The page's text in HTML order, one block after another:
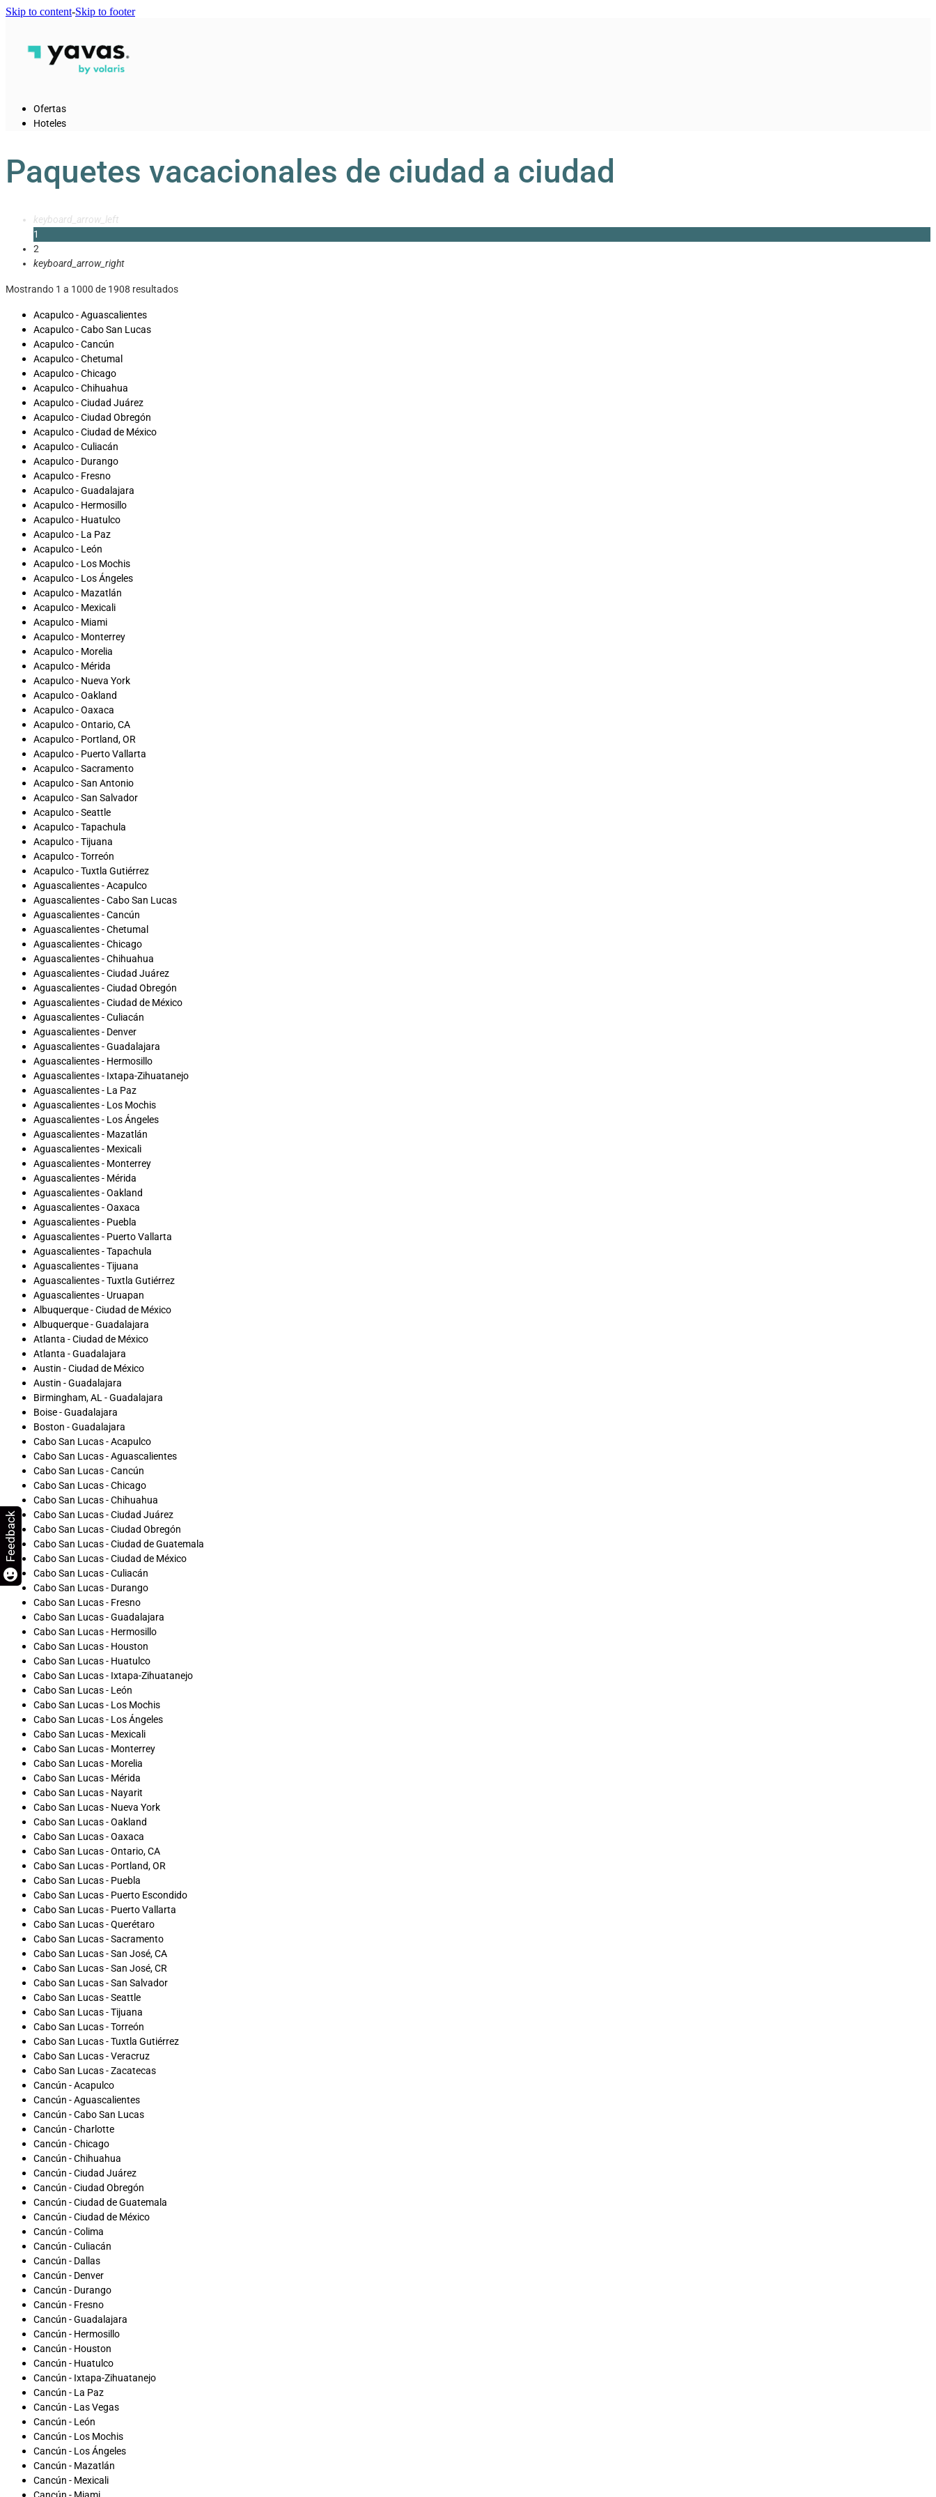
Skip to content-Skip to footer
Ofertas
Hoteles
Paquetes vacacionales de ciudad a ciudad
keyboard_arrow_left
1
2
keyboard_arrow_right
Mostrando 1 a 1000 de 1908 resultados
Acapulco - Aguascalientes
Acapulco - Cabo San Lucas
Acapulco - Cancún
Acapulco - Chetumal
Acapulco - Chicago
Acapulco - Chihuahua
Acapulco - Ciudad Juárez
Acapulco - Ciudad Obregón
Acapulco - Ciudad de México
Acapulco - Culiacán
Acapulco - Durango
Acapulco - Fresno
Acapulco - Guadalajara
Acapulco - Hermosillo
Acapulco - Huatulco
Acapulco - La Paz
Acapulco - León
Acapulco - Los Mochis
Acapulco - Los Ángeles
Acapulco - Mazatlán
Acapulco - Mexicali
Acapulco - Miami
Acapulco - Monterrey
Acapulco - Morelia
Acapulco - Mérida
Acapulco - Nueva York
Acapulco - Oakland
Acapulco - Oaxaca
Acapulco - Ontario, CA
Acapulco - Portland, OR
Acapulco - Puerto Vallarta
Acapulco - Sacramento
Acapulco - San Antonio
Acapulco - San Salvador
Acapulco - Seattle
Acapulco - Tapachula
Acapulco - Tijuana
Acapulco - Torreón
Acapulco - Tuxtla Gutiérrez
Aguascalientes - Acapulco
Aguascalientes - Cabo San Lucas
Aguascalientes - Cancún
Aguascalientes - Chetumal
Aguascalientes - Chicago
Aguascalientes - Chihuahua
Aguascalientes - Ciudad Juárez
Aguascalientes - Ciudad Obregón
Aguascalientes - Ciudad de México
Aguascalientes - Culiacán
Aguascalientes - Denver
Aguascalientes - Guadalajara
Aguascalientes - Hermosillo
Aguascalientes - Ixtapa-Zihuatanejo
Aguascalientes - La Paz
Aguascalientes - Los Mochis
Aguascalientes - Los Ángeles
Aguascalientes - Mazatlán
Aguascalientes - Mexicali
Aguascalientes - Monterrey
Aguascalientes - Mérida
Aguascalientes - Oakland
Aguascalientes - Oaxaca
Aguascalientes - Puebla
Aguascalientes - Puerto Vallarta
Aguascalientes - Tapachula
Aguascalientes - Tijuana
Aguascalientes - Tuxtla Gutiérrez
Aguascalientes - Uruapan
Albuquerque - Ciudad de México
Albuquerque - Guadalajara
Atlanta - Ciudad de México
Atlanta - Guadalajara
Austin - Ciudad de México
Austin - Guadalajara
Birmingham, AL - Guadalajara
Boise - Guadalajara
Boston - Guadalajara
Cabo San Lucas - Acapulco
Cabo San Lucas - Aguascalientes
Cabo San Lucas - Cancún
Cabo San Lucas - Chicago
Cabo San Lucas - Chihuahua
Cabo San Lucas - Ciudad Juárez
Cabo San Lucas - Ciudad Obregón
Cabo San Lucas - Ciudad de Guatemala
Cabo San Lucas - Ciudad de México
Cabo San Lucas - Culiacán
Cabo San Lucas - Durango
Cabo San Lucas - Fresno
Cabo San Lucas - Guadalajara
Cabo San Lucas - Hermosillo
Cabo San Lucas - Houston
Cabo San Lucas - Huatulco
Cabo San Lucas - Ixtapa-Zihuatanejo
Cabo San Lucas - León
Cabo San Lucas - Los Mochis
Cabo San Lucas - Los Ángeles
Cabo San Lucas - Mexicali
Cabo San Lucas - Monterrey
Cabo San Lucas - Morelia
Cabo San Lucas - Mérida
Cabo San Lucas - Nayarit
Cabo San Lucas - Nueva York
Cabo San Lucas - Oakland
Cabo San Lucas - Oaxaca
Cabo San Lucas - Ontario, CA
Cabo San Lucas - Portland, OR
Cabo San Lucas - Puebla
Cabo San Lucas - Puerto Escondido
Cabo San Lucas - Puerto Vallarta
Cabo San Lucas - Querétaro
Cabo San Lucas - Sacramento
Cabo San Lucas - San José, CA
Cabo San Lucas - San José, CR
Cabo San Lucas - San Salvador
Cabo San Lucas - Seattle
Cabo San Lucas - Tijuana
Cabo San Lucas - Torreón
Cabo San Lucas - Tuxtla Gutiérrez
Cabo San Lucas - Veracruz
Cabo San Lucas - Zacatecas
Cancún - Acapulco
Cancún - Aguascalientes
Cancún - Cabo San Lucas
Cancún - Charlotte
Cancún - Chicago
Cancún - Chihuahua
Cancún - Ciudad Juárez
Cancún - Ciudad Obregón
Cancún - Ciudad de Guatemala
Cancún - Ciudad de México
Cancún - Colima
Cancún - Culiacán
Cancún - Dallas
Cancún - Denver
Cancún - Durango
Cancún - Fresno
Cancún - Guadalajara
Cancún - Hermosillo
Cancún - Houston
Cancún - Huatulco
Cancún - Ixtapa-Zihuatanejo
Cancún - La Paz
Cancún - Las Vegas
Cancún - León
Cancún - Los Mochis
Cancún - Los Ángeles
Cancún - Mazatlán
Cancún - Mexicali
Cancún - Miami
Feedback